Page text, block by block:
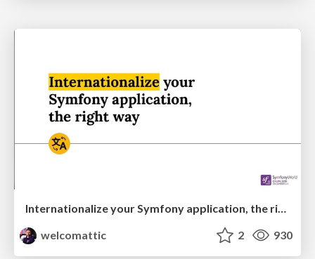
Internationalize your Symfony application, the right way
welcomattic
2 930